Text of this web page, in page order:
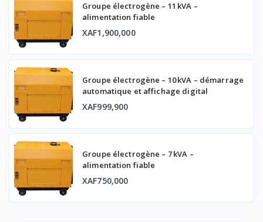
Groupe électrogène – 11 kVA –
alimentation fiable
XAF1,900,000
Groupe électrogène – 10 kVA – démarrage
automatique et affichage digital
XAF999,900
Groupe électrogène – 7 kVA –
alimentation fiable
XAF750,000